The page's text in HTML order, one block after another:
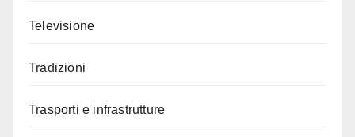
Televisione
Tradizioni
Trasporti e infrastrutture